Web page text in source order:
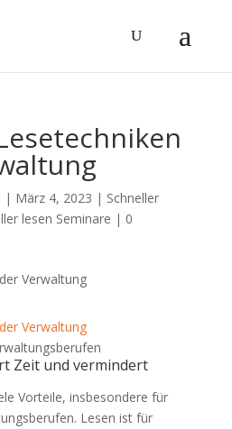
| März 4, 2023 | Schneller
lesen Seminare | 0
Zeit und vermindert
Vorteile, insbesondere für
Lesen ist für